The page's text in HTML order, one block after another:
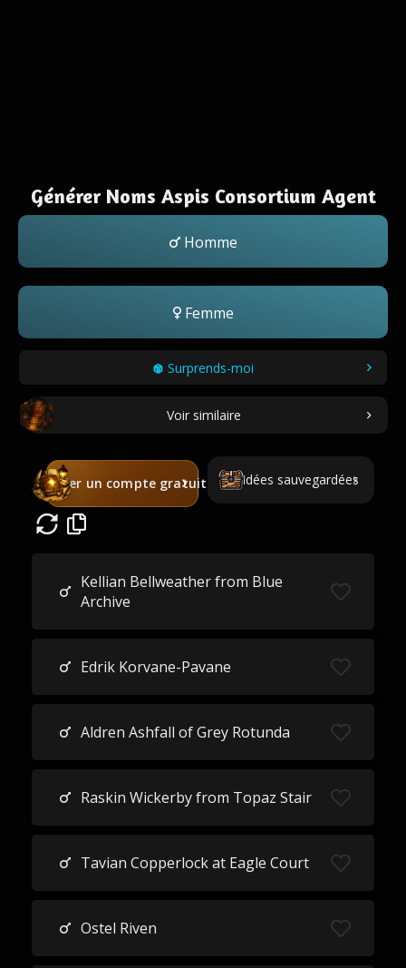
Générer Noms Aspis Consortium Agent
Homme
Femme
Surprends-moi
Voir similaire
Créer un compte gratuit Idées sauvegardées
Kellian Bellweather from Blue
Archive
Edrik Korvane-Pavane
Aldren Ashfall of Grey Rotunda
Raskin Wickerby from Topaz Stair
Tavian Copperlock at Eagle Court
Ostel Riven